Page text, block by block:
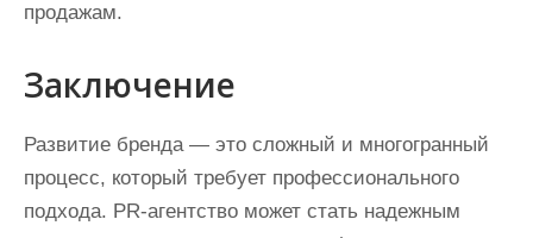
продажам.
Заключение
Развитие бренда — это сложный и многогранный
процесс, который требует профессионального
подхода. PR-агентство может стать надежным